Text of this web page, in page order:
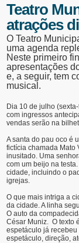
Teatro
atrações
O Teatro
uma agenda
Neste primeiro
apresentações
e, a seguir, tem
musical.
Dia 10 de julho
com ingressos
vendas serão na
A santa do pau oco é
fictícia chamada Mato
inusitado. Uma
com um beijo na
cidade, incluindo o
igrejas.
O que mais intriga a
da cidade. A linha
O auto da
César Muniz. O texto
espetáculo já
espetáculo, direção,